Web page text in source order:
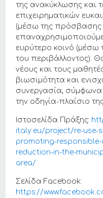
της ανακύκλωσης και
επιχειρηματικών
(μέσω της πρόσβασης
ευρύτερο κοινό (μέσω
του περιβάλλοντος).
νέους και τους
βιωσιμότητα και
συνεργασία, σύμφωνα
την οδηγία-πλαίσιο
Ιστοσελίδα Πράξης:
italy.eu/project/re-use-
promoting-
reduction-in-the-
area/
Σελίδα Facebook:
https://